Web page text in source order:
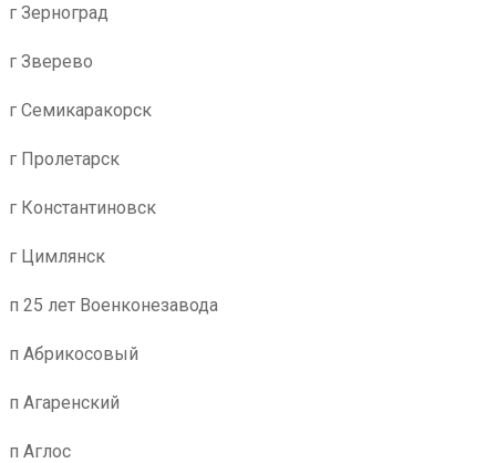
г Зерноград
г Зверево
г Семикаракорск
г Пролетарск
г Константиновск
г Цимлянск
п 25 лет Военконезавода
п Абрикосовый
п Агаренский
п Аглос